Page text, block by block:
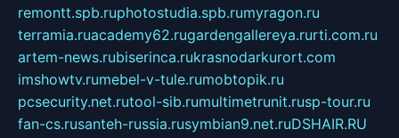
remontt.spb.ruphotostudia.spb.rumyragon.ru
terramia.ruacademy62.rugardengallereya.rurti.com.ru
artem-news.rubiserinca.rukrasnodarkurort.com
imshowtv.rumebel-v-tule.rumobtopik.ru
pcsecurity.net.rutool-sib.rumultimetrunit.rusp-tour.ru
fan-cs.rusanteh-russia.rusymbian9.net.ruDSHAIR.RU